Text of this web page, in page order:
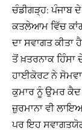
ਚੰਡੀਗੜ੍ਹ: ਪੰਜਾਬ
ਕਤਲੇਆਮ ਵਿੱਚ
ਦਾ ਸਵਾਗਤ ਕੀਤਾ
ਤੋਂ ਖ਼ਤਰਨਾਕ ਹਿੰਸਾ
ਹਾਈਕੋਰਟ ਨੇ
ਕੁਮਾਰ ਨੂੰ ਉਮਰ ਕੈਦ
ਜ਼ੁਰਮਾਨਾ ਵੀ
ਪਰ ਇਹ